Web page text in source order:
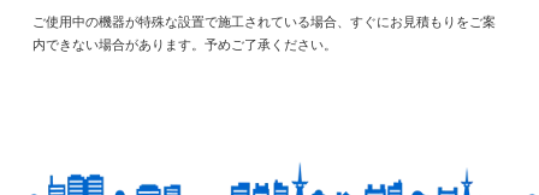
ご使用中の機器が特殊な設置で施工されている場合、すぐにお見積もりをご案
内できない場合があります。予めご了承ください。